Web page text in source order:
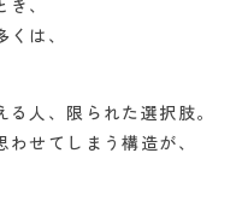
、
は、
る人、 限られた選択肢。
わせてしまう構造が、